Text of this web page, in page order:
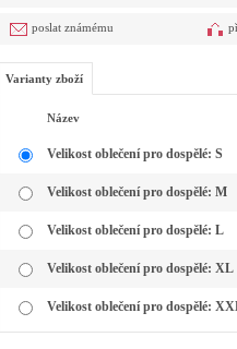
poslat známému
Varianty zboží
Název
Velikost oblečení pro dospělé: S
Velikost oblečení pro dospělé: M
Velikost oblečení pro dospělé: L
Velikost oblečení pro dospělé: XL
Velikost oblečení pro dospělé: